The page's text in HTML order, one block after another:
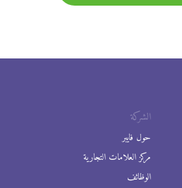
الشركة
حول فايبر
مركز العلامات التجارية
الوظائف